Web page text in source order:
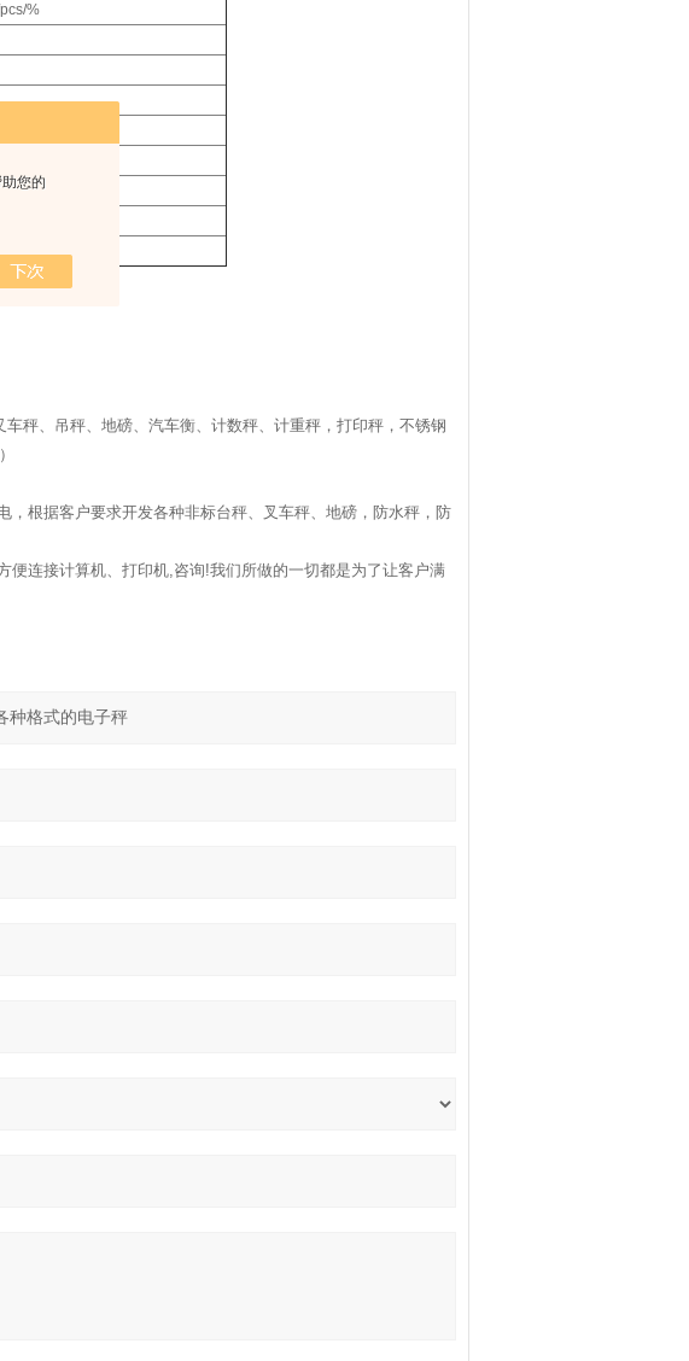
您的
%
秤、吊秤、地磅、汽车衡、计数秤、计重秤，打印秤，不锈钢
，根据客户要求开发各种非标台秤、叉车秤、地磅，防水秤，防
便连接计算机、打印机,咨询!我们所做的一切都是为了让客户满